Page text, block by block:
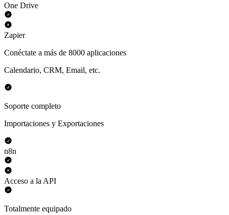
One Drive
Zapier
Conéctate a más de 8000 aplicaciones
Calendario, CRM, Email, etc.
Soporte completo
Importaciones y Exportaciones
n8n
Acceso a la API
Totalmente equipado